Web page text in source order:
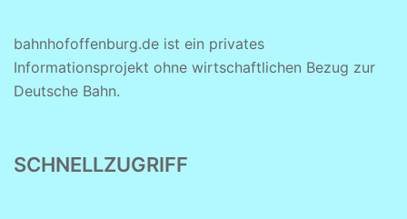
bahnhofoffenburg.de ist ein privates
Informationsprojekt ohne wirtschaftlichen Bezug zur
Deutsche Bahn.
SCHNELLZUGRIFF